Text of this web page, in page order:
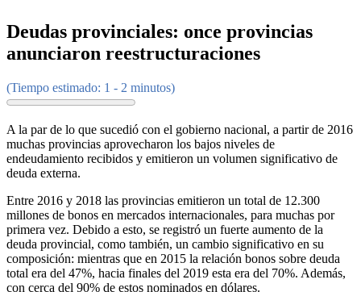
Deudas provinciales: once provincias
anunciaron reestructuraciones
(Tiempo estimado: 1 - 2 minutos)
A la par de lo que sucedió con el gobierno nacional, a partir de 2016
muchas provincias aprovecharon los bajos niveles de
endeudamiento recibidos y emitieron un volumen significativo de
deuda externa.
Entre 2016 y 2018 las provincias emitieron un total de 12.300
millones de bonos en mercados internacionales, para muchas por
primera vez. Debido a esto, se registró un fuerte aumento de la
deuda provincial, como también, un cambio significativo en su
composición: mientras que en 2015 la relación bonos sobre deuda
total era del 47%, hacia finales del 2019 esta era del 70%. Además,
con cerca del 90% de estos nominados en dólares.